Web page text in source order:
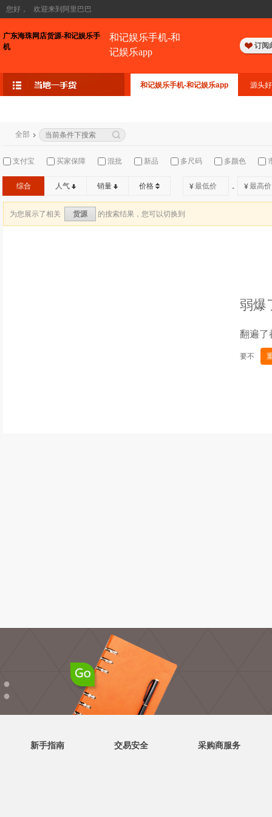
您好， 欢迎来到阿里巴巴
广东海珠网店货源-和记娱乐手
机
和记娱乐手机-和
记娱乐app
订阅
和记娱乐手机-和记娱乐app 源头
全部
支付宝 买家保障 混批 新品 多尺码 多颜色
综合 人气 销量 价格 ¥ - ¥
为您展示了相关 货源 的搜索结果，您可以切换到
弱爆
翻遍了
要不
●
●
新手指南 交易安全 采购商服务